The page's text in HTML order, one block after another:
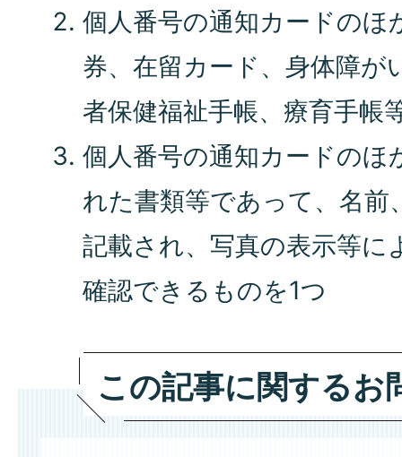
個人番号の通知カードのほ
券、在留カード、身体障が
者保健福祉手帳、療育手帳
個人番号の通知カードのほ
れた書類等であって、名前
記載され、写真の表示等に
確認できるものを1つ
この記事に関するお